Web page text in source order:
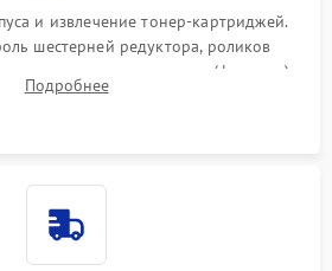
и извлечение тонер-картриджей.
шестерней редуктора, роликов
и прижимного вала в печи (фьюзере).
сканера на загрязнения.
Подробнее